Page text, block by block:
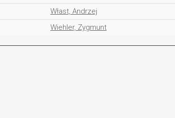
Włast, Andrzej
Wiehler, Zygmunt